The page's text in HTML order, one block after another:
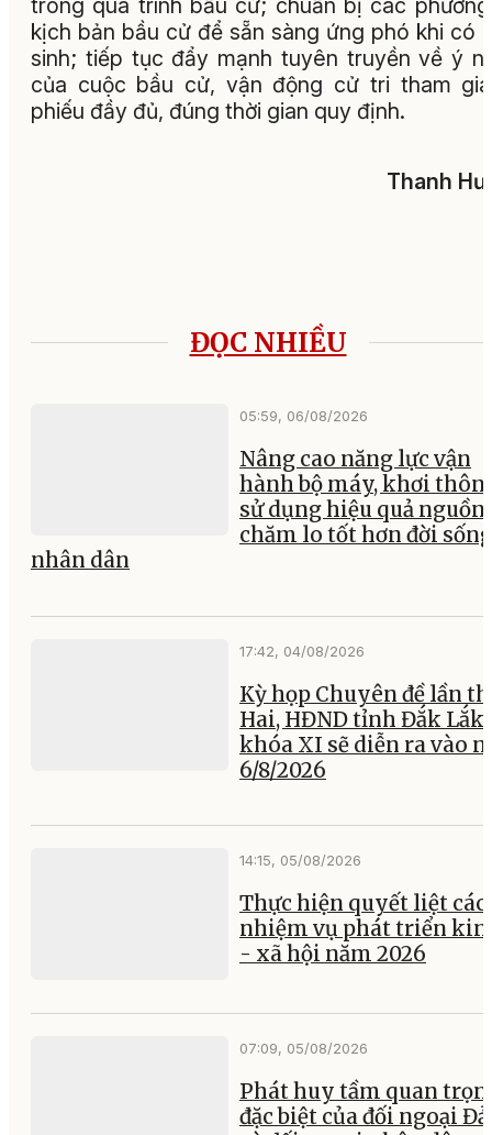
trong quá trình bầu cử; chuẩn bị các
kịch bản bầu cử để sẵn sàng ứng phó khi có
sinh; tiếp tục đẩy mạnh tuyên truyền về ý
của cuộc bầu cử, vận động cử tri tham
phiếu đầy đủ, đúng thời gian quy định.
Thanh
ĐỌC NHIỀU
05:59, 06/08/2026
Nâng cao năng lực vận
hành bộ máy, khơi
sử dụng hiệu quả nguồn
chăm lo tốt hơn đời sống
nhân dân
17:42, 04/08/2026
Kỳ họp Chuyên đề lần
Hai, HĐND tỉnh Đắk Lắk
khóa XI sẽ diễn ra vào
6/8/2026
14:15, 05/08/2026
Thực hiện quyết liệt các
nhiệm vụ phát triển
- xã hội năm 2026
07:09, 05/08/2026
Phát huy tầm quan
đặc biệt của đối ngoại